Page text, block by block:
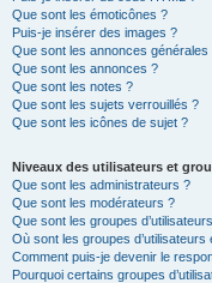
Que sont les émoticônes ?
Puis-je insérer des images ?
Que sont les annonces générales
Que sont les annonces ?
Que sont les notes ?
Que sont les sujets verrouillés ?
Que sont les icônes de sujet ?
Niveaux des utilisateurs et
Que sont les administrateurs ?
Que sont les modérateurs ?
Que sont les groupes
Où sont les groupes
Comment puis-je devenir le
Pourquoi certains groupes